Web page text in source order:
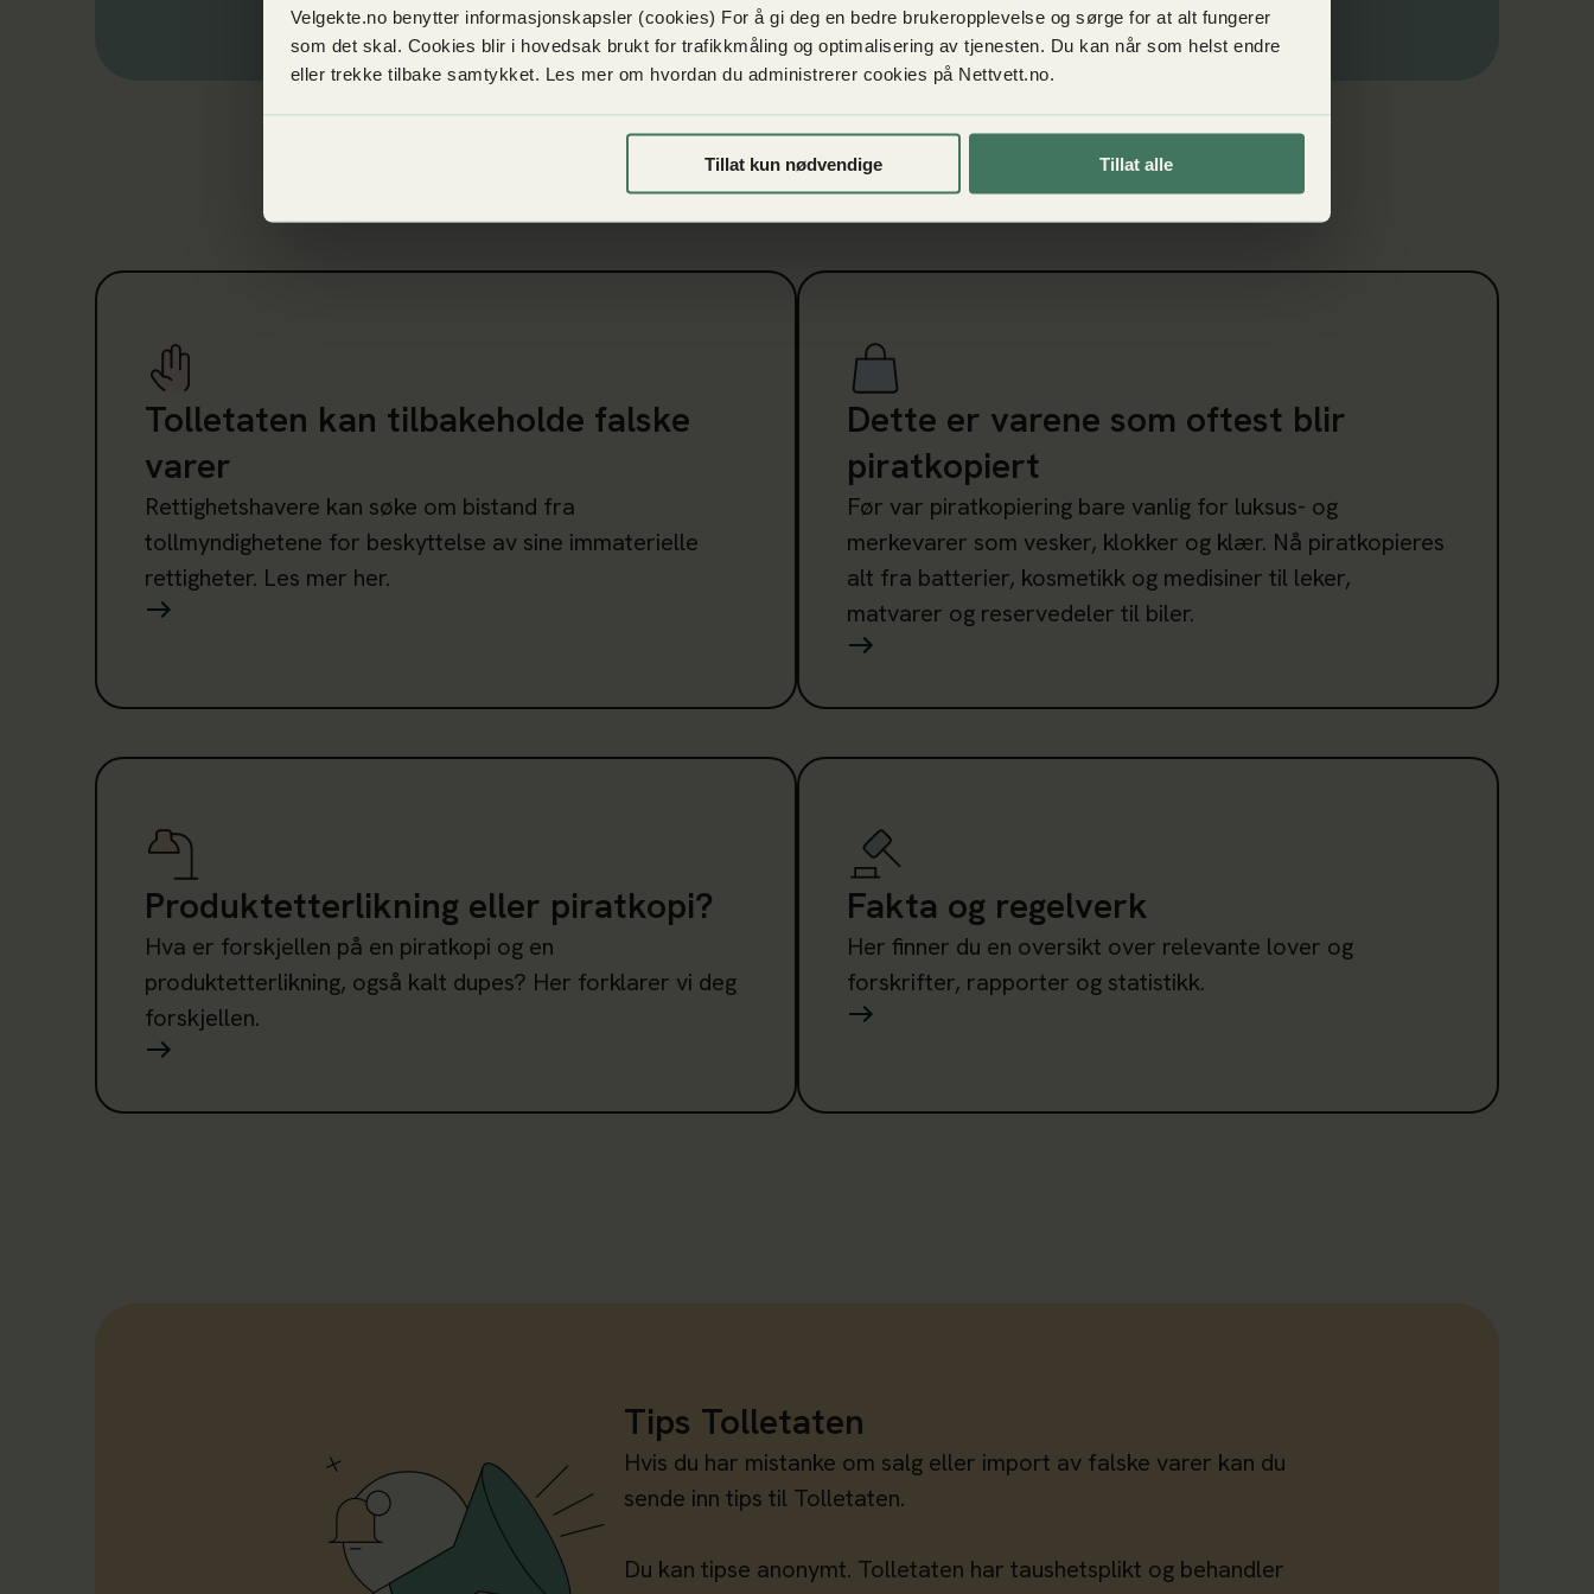
Velgekte.no benytter informasjonskapsler (cookies) For å gi deg en bedre brukeropplevelse og sørge for at alt fungerer
som det skal. Cookies blir i hovedsak brukt for trafikkmåling og optimalisering av tjenesten. Du kan når som helst endre
eller trekke tilbake samtykket. Les mer om hvordan du administrerer cookies på Nettvett.no.
Tillat kun nødvendige Tillat alle
Les mer om Tolletaten kan tilbakeholde falske varer
Tolletaten kan tilbakeholde falske
varer
Rettighetshavere kan søke om bistand fra
tollmyndighetene for beskyttelse av sine immaterielle
rettigheter. Les mer her.
Les mer om Dette er varene som oftest blir piratkopiert
Dette er varene som oftest blir
piratkopiert
Før var piratkopiering bare vanlig for luksus- og
merkevarer som vesker, klokker og klær. Nå piratkopieres
alt fra batterier, kosmetikk og medisiner til leker,
matvarer og reservedeler til biler.
Les mer om Produktetterlikning eller piratkopi?
Produktetterlikning eller piratkopi?
Hva er forskjellen på en piratkopi og en
produktetterlikning, også kalt dupes? Her forklarer vi deg
forskjellen.
Les mer om Fakta og regelverk
Fakta og regelverk
Her finner du en oversikt over relevante lover og
forskrifter, rapporter og statistikk.
Tips Tolletaten
Hvis du har mistanke om salg eller import av falske varer kan du
sende inn tips til Tolletaten.
Du kan tipse anonymt. Tolletaten har taushetsplikt og behandler